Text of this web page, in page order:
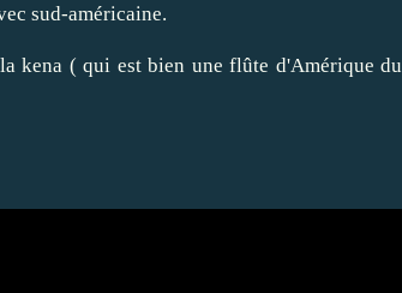
sud-américaine.
kena ( qui est bien une flûte d'Amérique du